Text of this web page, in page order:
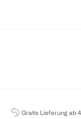
Gratis Lieferung ab